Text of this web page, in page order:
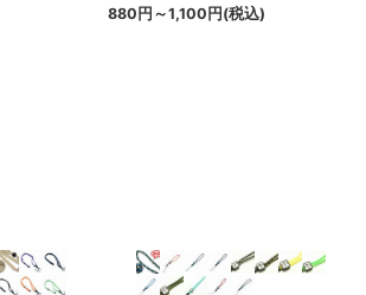
880 円 ～1,100 円 (税込)